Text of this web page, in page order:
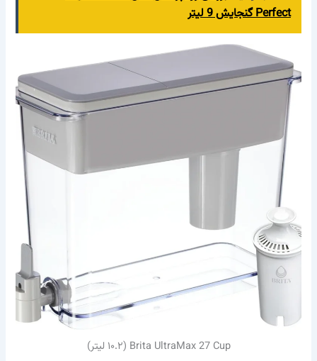
Perfect گنجایش 9 لیتر
Brita UltraMax 27 Cup (۱۰.۲ لیتر)